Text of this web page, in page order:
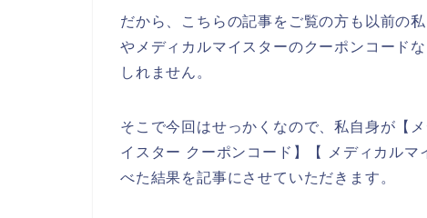
だから、こちらの記事をご覧の方も以前の
やメディカルマイスターのクーポンコード
しれません。
そこで今回はせっかくなので、私自身が【
イスター クーポンコード】【 メディカル
べた結果を記事にさせていただきます。